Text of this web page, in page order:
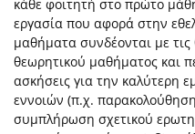
κάθε φοιτητή στο πρώτο
εργασία που αφορά στην
μαθήματα συνδέονται με τις
θεωρητικού μαθήματος και
ασκήσεις για την καλύτερη
εννοιών (π.χ.
συμπλήρωση σχετικού